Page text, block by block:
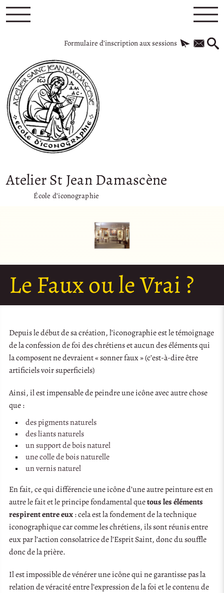
Formulaire d’inscription aux sessions
Atelier St Jean Damascène
École d’iconographie
Le Faux ou le Vrai ?
Depuis le début de sa création, l’iconographie est le témoignage
de la confession de foi des chrétiens et aucun des éléments qui
la composent ne devraient « sonner faux » (c’est-à-dire être
artificiels voir superficiels)
Ainsi, il est impensable de peindre une icône avec autre chose
que :
des pigments naturels
des liants naturels
un support de bois naturel
une colle de bois naturelle
un vernis naturel
En fait, ce qui différencie une icône d’une autre peinture est en
autre le fait et le principe fondamental quetous les éléments
respirent entre eux: cela est la fondement de la technique
iconographique car comme les chrétiens, ils sont réunis entre
eux par l’action consolatrice de l’Esprit Saint, donc du souffle
donc de la prière.
Il est impossible de vénérer une icône qui ne garantisse pas la
relation de véracité entre l’expression de la foi et le contenu de